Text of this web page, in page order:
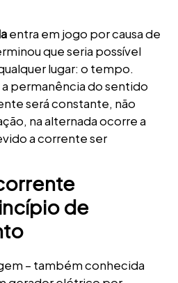
entra em jogo por causa de
que seria possível
lugar: o tempo.
permanência do sentido
será constante, não
na alternada ocorre a
a corrente ser
de
– também conhecida